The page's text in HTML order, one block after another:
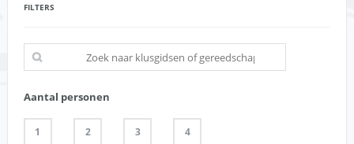
FILTERS
Aantal personen
1 2 3 4